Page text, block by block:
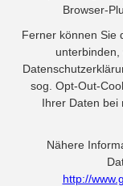
Browser-
Ferner können Sie
sog. Opt-Out-
Ihrer Daten bei
Nähere
http://